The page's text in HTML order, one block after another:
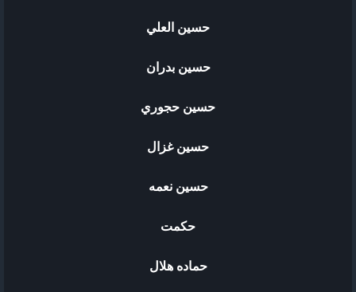
حسين العلي
حسين بدران
حسين حجوري
حسين غزال
حسين نعمه
حكمت
حماده هلال